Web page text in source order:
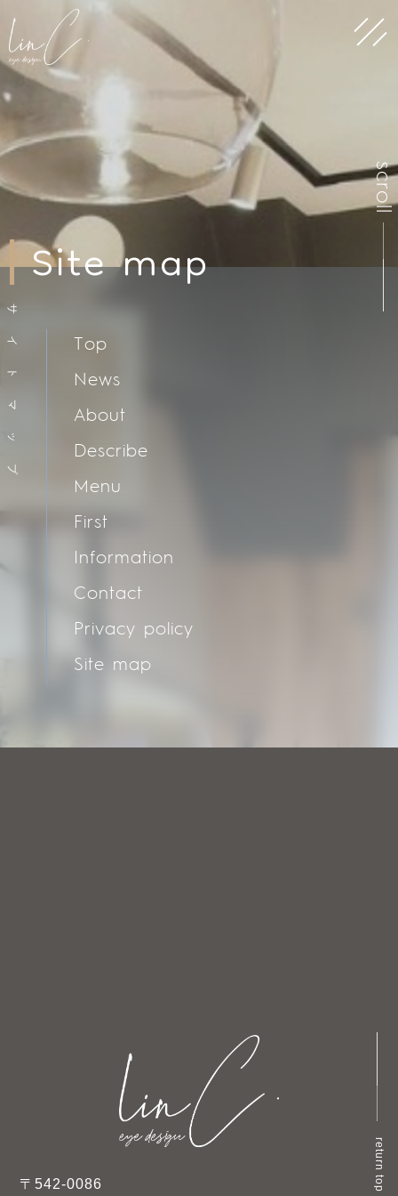
scroll
Site map
サ
イ
ト
マ
ッ
プ
Top
News
About
Describe
Menu
First
Information
Contact
Privacy policy
Site map
return top
〒542-0086